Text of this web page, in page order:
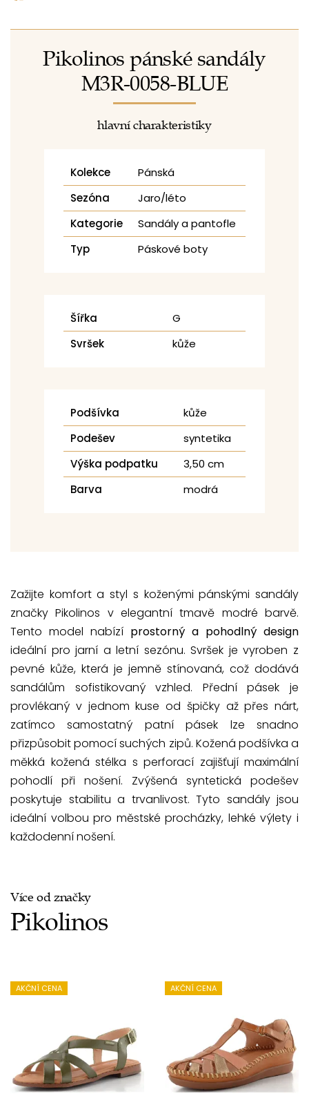
Pikolinos pánské sandály
M3R-0058-BLUE
hlavní charakteristiky
Kolekce
Pánská
Sezóna
Jaro/léto
Kategorie
Sandály a pantofle
Typ
Páskové boty
Šířka
G
Svršek
kůže
Podšívka
kůže
Podešev
syntetika
Výška podpatku
3,50 cm
Barva
modrá
Zažijte komfort a styl s koženými pánskými sandály
značky Pikolinos v elegantní tmavě modré barvě.
Tento model nabízí prostorný a pohodlný design
ideální pro jarní a letní sezónu. Svršek je vyroben z
pevné kůže, která je jemně stínovaná, což dodává
sandálům sofistikovaný vzhled. Přední pásek je
provlékaný v jednom kuse od špičky až přes nárt,
zatímco samostatný patní pásek lze snadno
přizpůsobit pomocí suchých zipů. Kožená podšívka a
měkká kožená stélka s perforací zajišťují maximální
pohodlí při nošení. Zvýšená syntetická podešev
poskytuje stabilitu a trvanlivost. Tyto sandály jsou
ideální volbou pro městské procházky, lehké výlety i
každodenní nošení.
Více od značky
Pikolinos
AKČNÍ CENA AKČNÍ CENA